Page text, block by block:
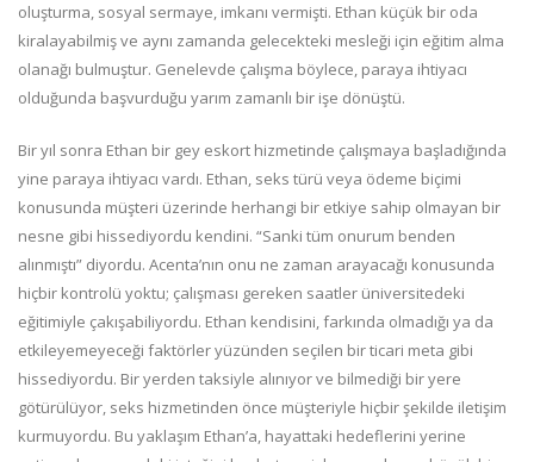
oluşturma, sosyal sermaye, imkanı vermişti. Ethan küçük bir oda
kiralayabilmiş ve aynı zamanda gelecekteki mesleği için eğitim alma
olanağı bulmuştur. Genelevde çalışma böylece, paraya ihtiyacı
olduğunda başvurduğu yarım zamanlı bir işe dönüştü.
Bir yıl sonra Ethan bir gey eskort hizmetinde çalışmaya başladığında
yine paraya ihtiyacı vardı. Ethan, seks türü veya ödeme biçimi
konusunda müşteri üzerinde herhangi bir etkiye sahip olmayan bir
nesne gibi hissediyordu kendini. “Sanki tüm onurum benden
alınmıştı” diyordu. Acenta’nın onu ne zaman arayacağı konusunda
hiçbir kontrolü yoktu; çalışması gereken saatler üniversitedeki
eğitimiyle çakışabiliyordu. Ethan kendisini, farkında olmadığı ya da
etkileyemeyeceği faktörler yüzünden seçilen bir ticari meta gibi
hissediyordu. Bir yerden taksiyle alınıyor ve bilmediği bir yere
götürülüyor, seks hizmetinden önce müşteriyle hiçbir şekilde iletişim
kurmuyordu. Bu yaklaşım Ethan’a, hayattaki hedeflerini yerine